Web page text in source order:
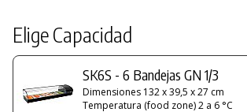
Elige Capacidad
SK6S - 6 Bandejas GN 1/3
Dimensiones 132 x 39,5 x 27 cm
Temperatura (food zone) 2 a 6 °C